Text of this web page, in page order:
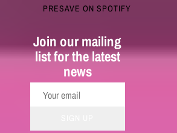
PRESAVE ON SPOTIFY
Join our mailing
list for the latest
news